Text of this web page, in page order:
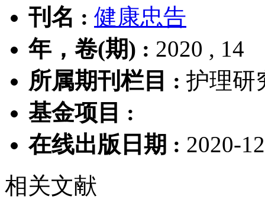
刊名 : 健康忠告
年，卷(期) : 2020 , 14
所属期刊栏目 : 护理研
基金项目 :
在线出版日期 : 2020-
相关文献